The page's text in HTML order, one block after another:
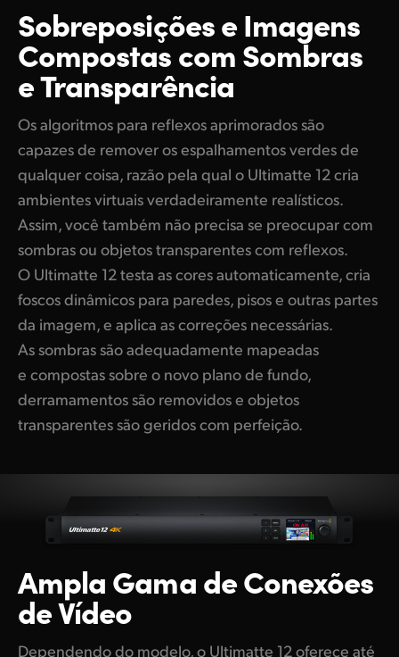
Sobreposiçõese Imagens
Compostascom Sombras
e Transparência
Os algoritmos para reflexos aprimorados são
capazes de remover os espalhamentos verdes de
qualquer coisa, razão pela qual o Ultimatte 12 cria
ambientes virtuais verdadeiramente realísticos.
Assim, você também não precisa se preocupar com
sombras ou objetos transparentes com reflexos.
O Ultimatte 12 testa as cores automaticamente, cria
foscos dinâmicos para paredes, pisos e outras partes
da imagem, e aplica as correções necessárias.
As sombras são adequadamente mapeadas
e compostas sobre o novo plano de fundo,
derramamentos são removidos e objetos
transparentes são geridos com perfeição.
Ampla Gamade Conexões
de Vídeo
Dependendo do modelo, o Ultimatte 12 oferece até